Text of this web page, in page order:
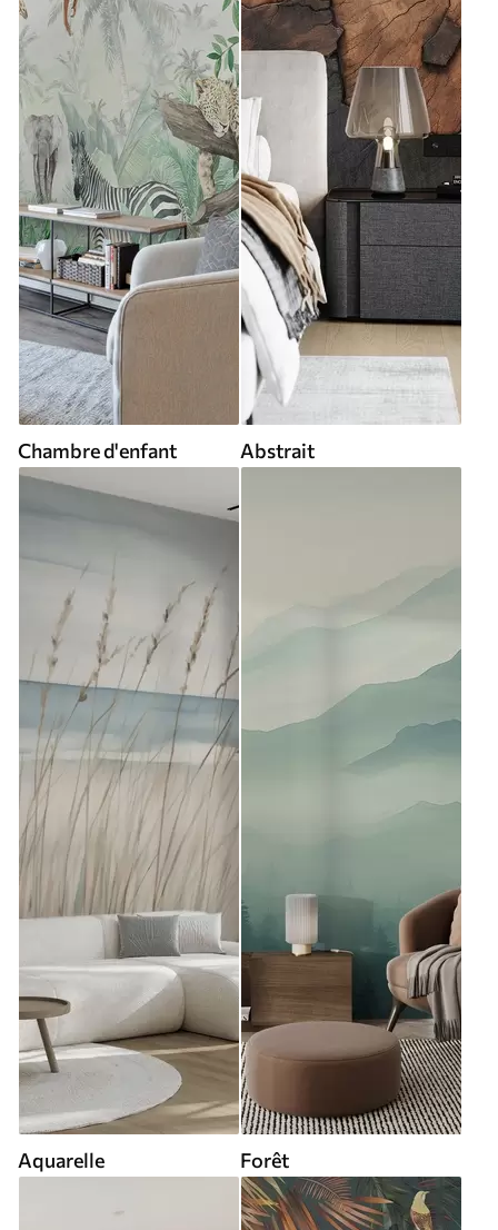
Chambre d'enfant Abstrait
Aquarelle Forêt